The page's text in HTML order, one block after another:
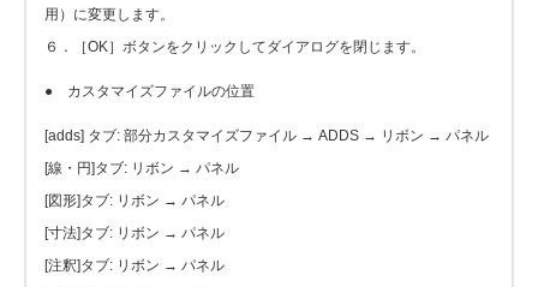
用）に変更します。
６．［OK］ボタンをクリックしてダイアログを閉じます。
● カスタマイズファイルの位置
[adds] タブ: 部分カスタマイズファイル → ADDS → リボン → パネル
[線・円]タブ: リボン → パネル
[図形]タブ: リボン → パネル
[寸法]タブ: リボン → パネル
[注釈]タブ: リボン → パネル